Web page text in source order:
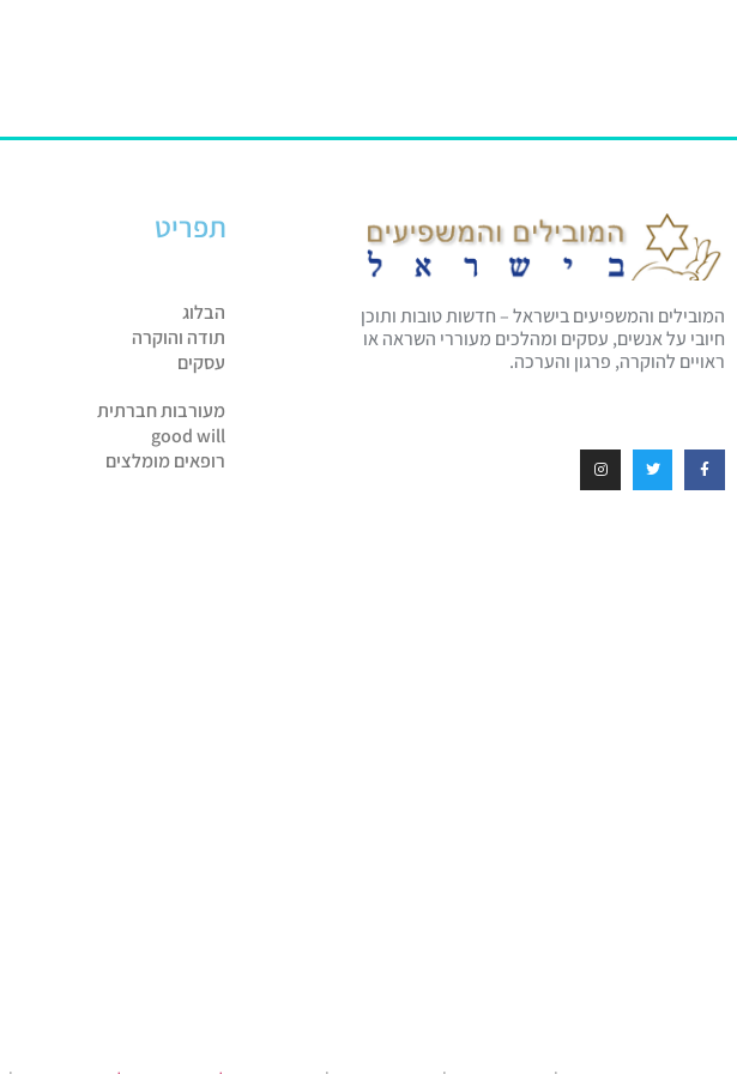
המובילים והמשפיעים בישראל – חדשות טובות ותוכן
חיובי על אנשים, עסקים ומהלכים מעוררי השראה או
ראויים להוקרה, פרגון והערכה.
תפריט
הבלוג
תודה והוקרה
עסקים
מעורבות חברתית
good will
רופאים מומלצים